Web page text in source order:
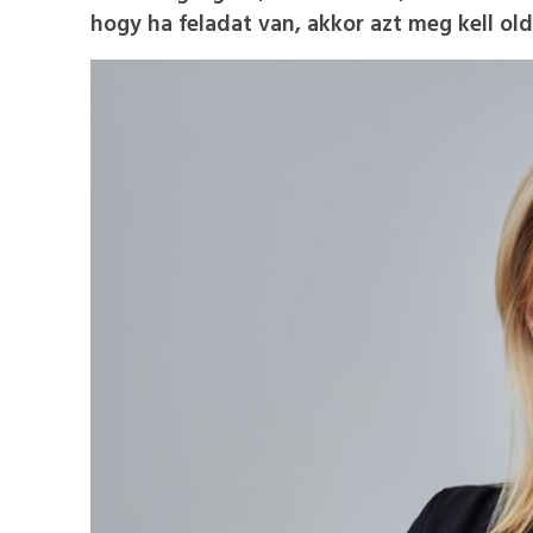
hogy ha feladat van, akkor azt meg kell